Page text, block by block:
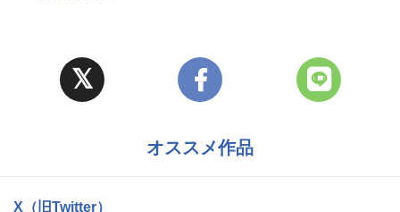
オススメ作品
X（旧Twitter）